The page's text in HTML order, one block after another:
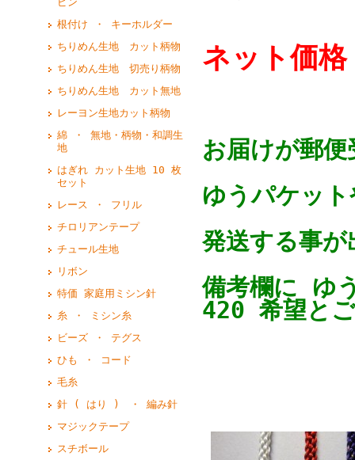
根付け ・ キーホルダー
ちりめん生地 カット柄物
ちりめん生地 切売り柄物
ちりめん生地 カット無地
レーヨン生地カット柄物
綿 ・ 無地・柄物・和調生
地
はぎれ カット生地 10 枚
セット
レース ・ フリル
チロリアンテープ
チュール生地
リボン
特価 家庭用ミシン針
糸 ・ ミシン糸
ビーズ ・ テグス
ひも ・ コード
毛糸
針 ( はり ) ・ 編み針
マジックテープ
スチボール
ネット価
お届けが郵
ゆうパケッ
発送する事が
備考欄に ゆ
420 希望と